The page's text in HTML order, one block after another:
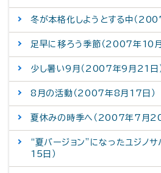
冬が本格化しようとする中（
足早に移ろう季節（2007年10
少し暑い9月（2007年9月21日
8月の活動（2007年8月17日）
夏休みの時季へ（2007年7月20
“夏バージョン”になったユジノ
15日）